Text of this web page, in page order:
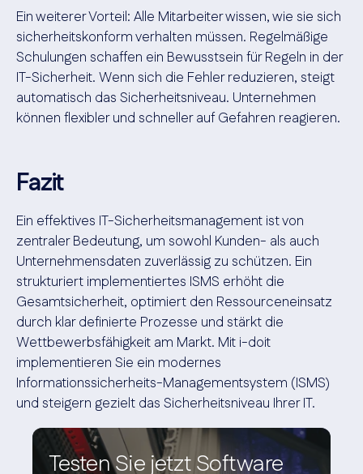
Ein weiterer Vorteil: Alle Mitarbeiter wissen, wie sie sich
sicherheitskonform verhalten müssen. Regelmäßige
Schulungen schaffen ein Bewusstsein für Regeln in der
IT-Sicherheit. Wenn sich die Fehler reduzieren, steigt
automatisch das Sicherheitsniveau. Unternehmen
können flexibler und schneller auf Gefahren reagieren.
Fazit
Ein effektives IT-Sicherheitsmanagement ist von
zentraler Bedeutung, um sowohl Kunden- als auch
Unternehmensdaten zuverlässig zu schützen. Ein
strukturiert implementiertes ISMS erhöht die
Gesamtsicherheit, optimiert den Ressourceneinsatz
durch klar definierte Prozesse und stärkt die
Wettbewerbsfähigkeit am Markt. Mit i-doit
implementieren Sie ein modernes
Informationssicherheits-Managementsystem (ISMS)
und steigern gezielt das Sicherheitsniveau Ihrer IT.
Testen Sie jetzt Software